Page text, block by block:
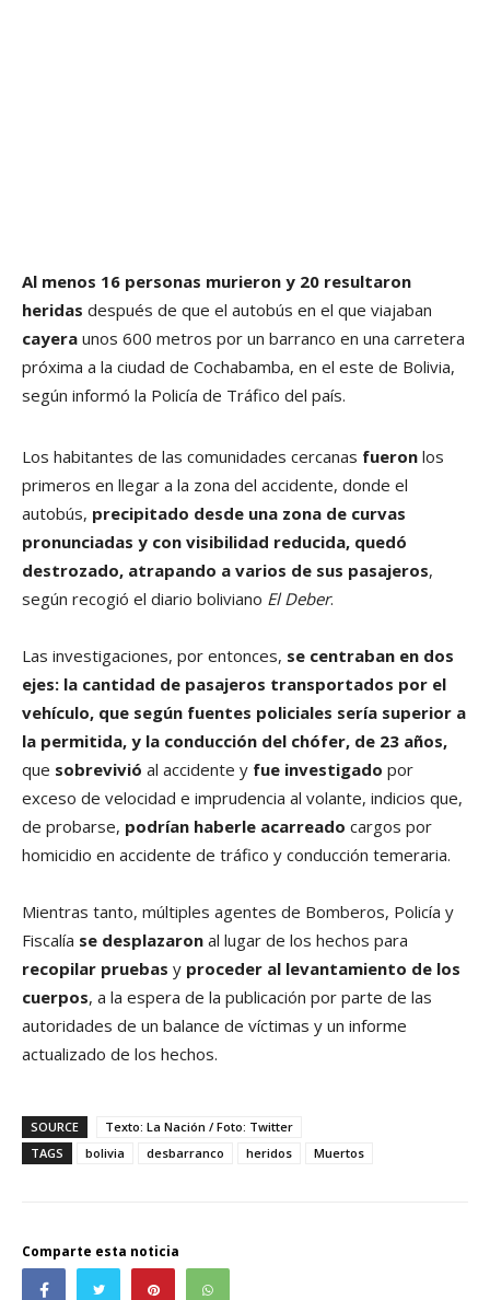
Al menos 16 personas murieron y 20 resultaron
heridas después de que el autobús en el que viajaban
cayera unos 600 metros por un barranco en una carretera
próxima a la ciudad de Cochabamba, en el este de Bolivia,
según informó la Policía de Tráfico del país.
Los habitantes de las comunidades cercanas fueron los
primeros en llegar a la zona del accidente, donde el
autobús, precipitado desde una zona de curvas
pronunciadas y con visibilidad reducida, quedó
destrozado, atrapando a varios de sus pasajeros,
según recogió el diario boliviano El Deber.
Las investigaciones, por entonces, se centraban en dos
ejes: la cantidad de pasajeros transportados por el
vehículo, que según fuentes policiales sería superior a
la permitida, y la conducción del chófer, de 23 años,
que sobrevivió al accidente y fue investigado por
exceso de velocidad e imprudencia al volante, indicios que,
de probarse, podrían haberle acarreado cargos por
homicidio en accidente de tráfico y conducción temeraria.
Mientras tanto, múltiples agentes de Bomberos, Policía y
Fiscalía se desplazaron al lugar de los hechos para
recopilar pruebas y proceder al levantamiento de los
cuerpos, a la espera de la publicación por parte de las
autoridades de un balance de víctimas y un informe
actualizado de los hechos.
SOURCE
Texto: La Nación / Foto: Twitter
TAGS
bolivia desbarranco heridos Muertos
Comparte esta noticia